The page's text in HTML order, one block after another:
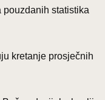
statistika
kretanje prosječnih